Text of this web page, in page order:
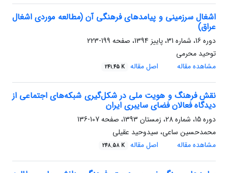
اشغال سرزمینی و پیامدهای فرهنگی آن (مطالعه موردی اشغال
عراق)
دوره 16، شماره 31، پاییز 1394، صفحه
199-223
توحید محرمی
مشاهده مقاله
اصل مقاله 241.45 K
نقش فرهنگ و هویت ملی در شکل‌گیری شبکه‌های اجتماعی از
دیدگاه فعالان فضای سایبری ایران
دوره 15، شماره 28، زمستان 1393، صفحه
107-136
محمدحسین ساعی، سیدوحید عقیلی
مشاهده مقاله
اصل مقاله 248.58 K